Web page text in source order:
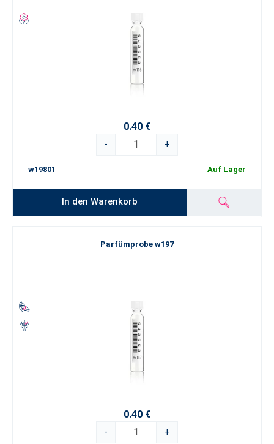
0.40 €
-
+
w19801 Auf Lager
In den Warenkorb
Parfümprobe w197
0.40 €
-
+